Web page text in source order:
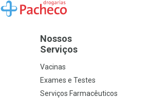
Ir para a Home
Nossos
Serviços
Vacinas
Exames e Testes
Serviços Farmacêuticos